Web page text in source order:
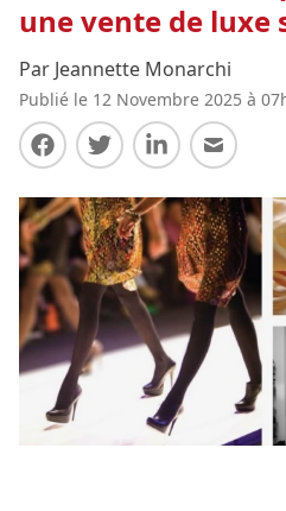
une vente de luxe
Par Jeannette Monarchi
Publié le 12 Novembre 2025 à
Partager sur Facebook
Partager sur Twitter
Partager sur